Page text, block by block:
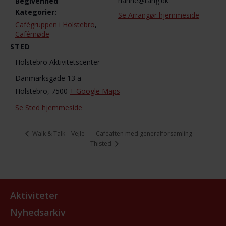
Kategorier:
Cafégruppen i Holstebro,
Cafémøde
STED
Holstebro Aktivitetscenter
Danmarksgade 13 a
Holstebro, 7500 + Google Maps
Se Sted hjemmeside
Se Arrangør hjemmeside
Walk & Talk – Vejle
Caféaften med generalforsamling –
Thisted
Aktiviteter
Nyhedsarkiv